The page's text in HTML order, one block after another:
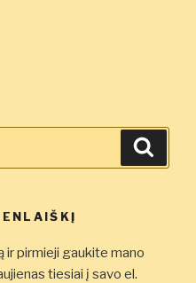
ir pirmieji gaukite mano
tiesiai į savo el.